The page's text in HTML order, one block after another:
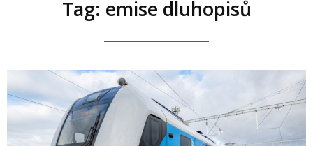
Tag: emise dluhopisů